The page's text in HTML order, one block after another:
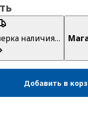
наличия…
Добавить в